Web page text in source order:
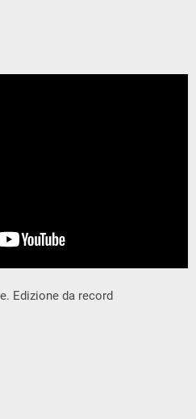
Edizione da record